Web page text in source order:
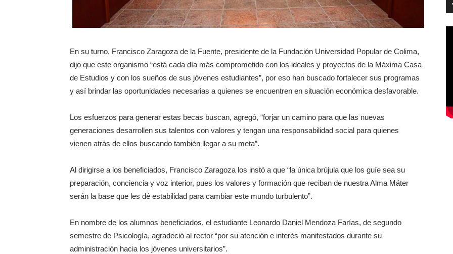
En su turno, Francisco Zaragoza de la Fuente, presidente de la Fundación Universidad Popular de Colima,
dijo que este organismo “está cada día más comprometido con los ideales y proyectos de la Máxima Casa
de Estudios y con los sueños de sus jóvenes estudiantes”, por eso han buscado fortalecer sus programas
y así brindar las oportunidades necesarias a quienes se encuentren en situación económica desfavorable.
Los esfuerzos para generar estas becas buscan, agregó, “forjar un camino para que las nuevas
generaciones desarrollen sus talentos con valores y tengan una responsabilidad social para quienes
vienen atrás de ellos buscando también llegar a su meta”.
Al dirigirse a los beneficiados, Francisco Zaragoza los instó a que “la única brújula que los guíe sea su
preparación, conciencia y voz interior, pues los valores y formación que reciban de nuestra Alma Máter
serán la base que les dé estabilidad para cambiar este mundo turbulento”.
En nombre de los alumnos beneficiados, el estudiante Leonardo Daniel Mendoza Farías, de segundo
semestre de Psicología, agradeció al rector “por su atención e interés manifestados durante su
administración hacia los jóvenes universitarios”.